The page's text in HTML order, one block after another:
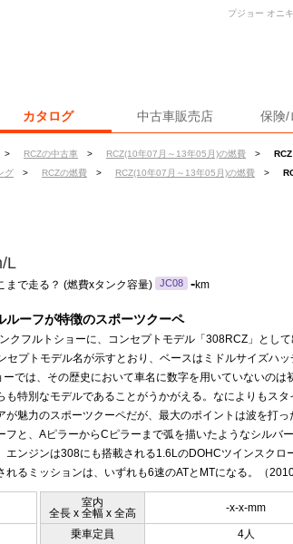
カタログ 中古車販売店 保険/
> RCZの中古車 > RCZ(10年07月～13年05月)の燃費 >
グ > RCZの燃費 > RCZ(10年07月～13年05月)の燃費 >
プジョー オニ
L
まで走る？ (燃費xタンク容量) JC08 -km
ルーフが特徴のスポーツクーペ
クフルトショーに、コンセプトモデル「308RCZ」とし
セプトモデル名が示すとおり、ベースはミドルサイズハ
では、その歴史において車名に数字を用いていないのは
も特別なモデルであることがうかがえる。なによりもスタ
が魅力のスポーツクーペだが、最大のポイントは波を打っ
フと、AピラーからCピラーまで弧を描いたようなシルバ
エンジンは308にも搭載される1.6LのDOHCツインスクロ
れるミッションは、いずれも6速のATとMTになる。（
室内
全長 x 全幅 x 全高
-x-x-mm
乗車定員
4人